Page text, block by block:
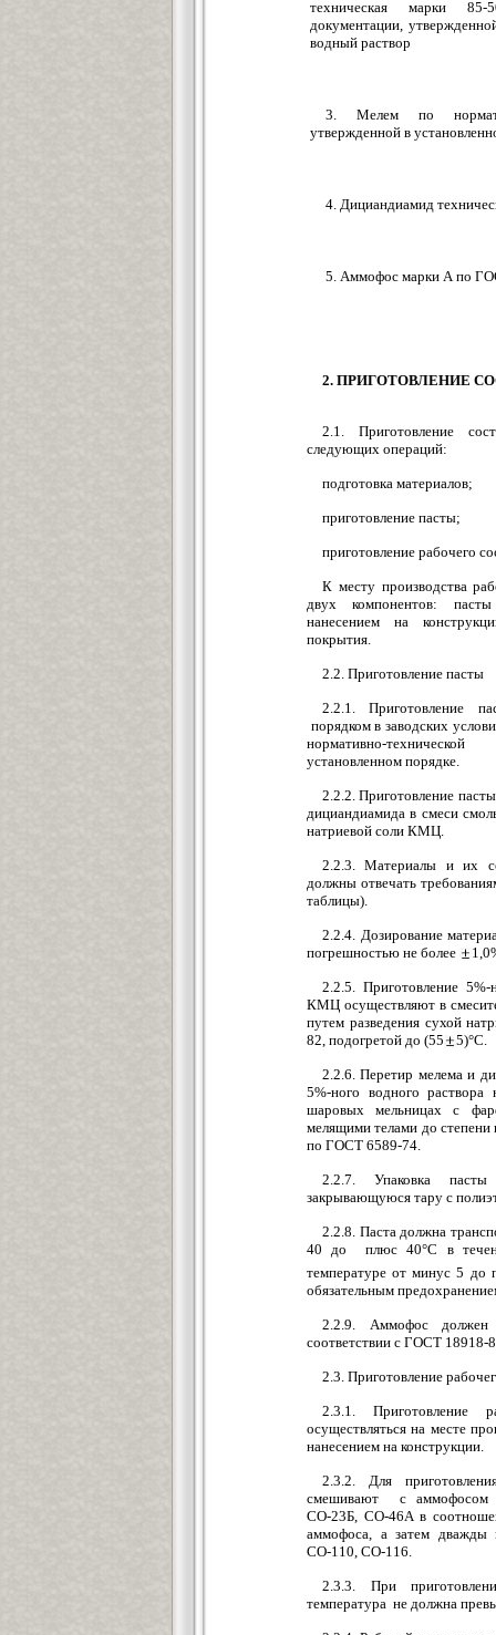
техническая марки 85-
документации,
водный раствор
3. Мелем по
утвержденной в
4. Дициандиамид
5. Аммофос марки А по
2. ПРИГОТОВЛЕНИЕ
2.1. Приготовление
следующих операций:
подготовка материалов;
приготовление пасты;
приготовление рабочего
К месту производства
двух компонентов:
нанесением на
покрытия.
2.2. Приготовление пасты
2.2.1. Приготовление
порядком в заводских
нормативно-
установленном порядке.
2.2.2. Приготовление
дициандиамида в смеси
натриевой соли КМЦ.
2.2.3. Материалы и их
должны отвечать
таблицы).
2.2.4. Дозирование
погрешностью не более
2.2.5. Приготовление 5%-
КМЦ осуществляют в
путем разведения сухой
82, подогретой до (55
5)°С.
2.2.6. Перетир мелема и
5%-ного водного
шаровых мельницах с
мелящими телами до степени
по ГОСТ 6589-74.
2.2.7. Упаковка
закрывающуюся тару с
2.2.8. Паста должна
40 до плюс 40°С в
температуре от минус 5
обязательным
2.2.9. Аммофос должен
соответствии с ГОСТ 18918-
2.3. Приготовление
2.3.1. Приготовление
осуществляться на месте
нанесением на конструкции.
2.3.2. Для
смешивают с аммофосом
СО-23Б, СО-46А в
аммофоса, а затем дважды
СО-110, СО-116.
2.3.3. При
температура не должна